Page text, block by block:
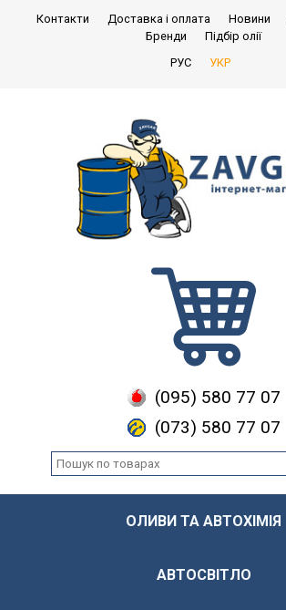
Контакти Доставка і оплата Новини
Бренди
Підбір олії
РУС
УКР
(095) 580 77 07
(073) 580 77 07
ОЛИВИ ТА АВТОХІМІЯ
АВТОСВІТЛО